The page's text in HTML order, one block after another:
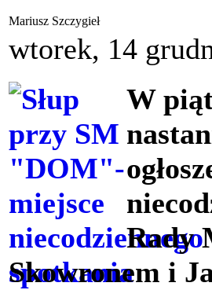
Mariusz Szczygieł
wtorek, 14
W
Rady
Skowronem i